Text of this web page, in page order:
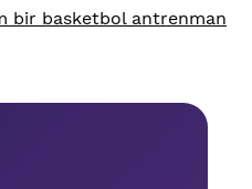
bir basketbol antrenman